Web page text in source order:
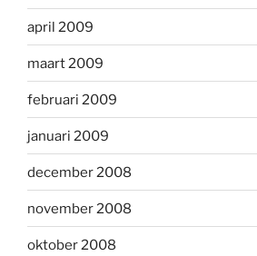
april 2009
maart 2009
februari 2009
januari 2009
december 2008
november 2008
oktober 2008